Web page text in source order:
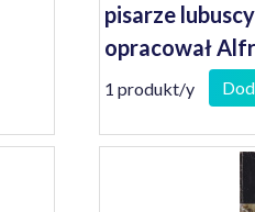
pisarze
opracował
1 produkt/y